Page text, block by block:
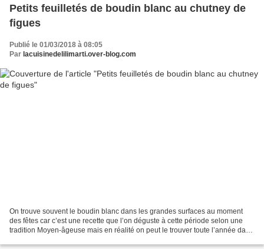
Petits feuilletés de boudin blanc au chutney de
figues
Publié le 01/03/2018 à 08:05
Par lacuisinedelilimarti.over-blog.com
On trouve souvent le boudin blanc dans les grandes surfaces au moment
des fêtes car c’est une recette que l’on déguste à cette période selon une
tradition Moyen-âgeuse mais en réalité on peut le trouver toute l’année dans